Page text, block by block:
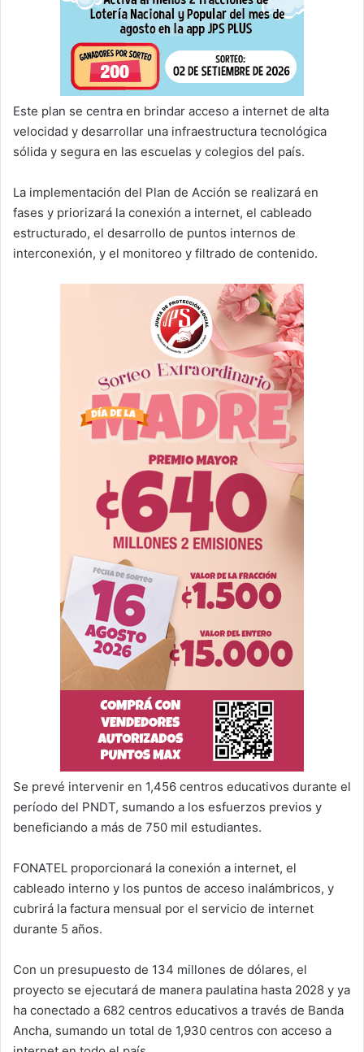
Este plan se centra en brindar acceso a internet de alta
velocidad y desarrollar una infraestructura tecnológica
sólida y segura en las escuelas y colegios del país.
La implementación del Plan de Acción se realizará en
fases y priorizará la conexión a internet, el cableado
estructurado, el desarrollo de puntos internos de
interconexión, y el monitoreo y filtrado de contenido.
Se prevé intervenir en 1,456 centros educativos durante el
período del PNDT, sumando a los esfuerzos previos y
beneficiando a más de 750 mil estudiantes.
FONATEL proporcionará la conexión a internet, el
cableado interno y los puntos de acceso inalámbricos, y
cubrirá la factura mensual por el servicio de internet
durante 5 años.
Con un presupuesto de 134 millones de dólares, el
proyecto se ejecutará de manera paulatina hasta 2028 y ya
ha conectado a 682 centros educativos a través de Banda
Ancha, sumando un total de 1,930 centros con acceso a